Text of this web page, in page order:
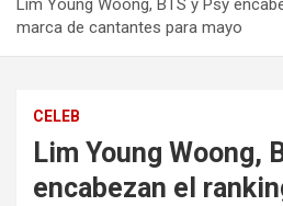
Lim Young Woong, BTS y Psy
marca de cantantes para mayo
CELEB
Lim Young Woong,
encabezan el